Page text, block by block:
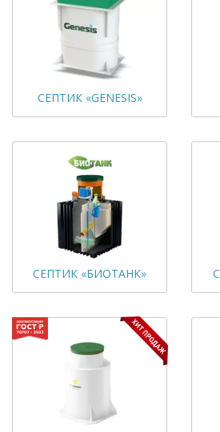
СЕПТИК «GENESIS»
СЕПТИК «БИОТАНК»